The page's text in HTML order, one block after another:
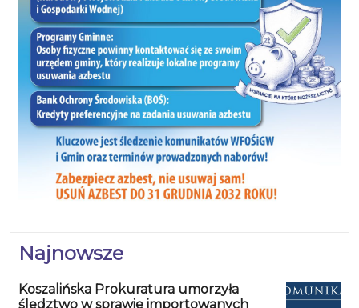
Najnowsze
Koszalińska Prokuratura umorzyła
śledztwo w sprawie importowanych